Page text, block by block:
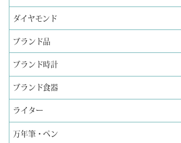
ダイヤモンド
ブランド品
ブランド時計
ブランド食器
ライター
万年筆・ペン